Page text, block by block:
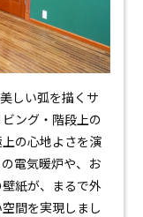
しい弧を描くサ
ング・階段上の
の心地よさを演
電気暖炉や、お
紙が、まるで外
間を実現しまし